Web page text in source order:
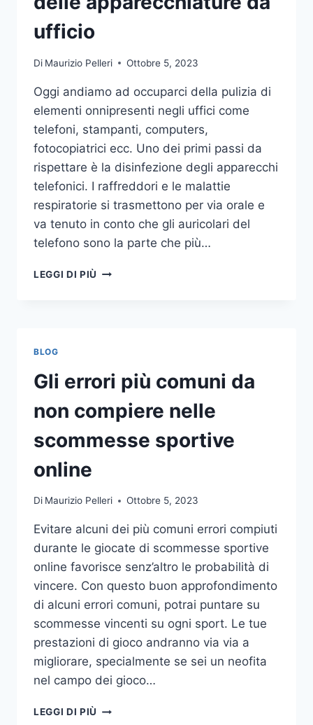
ufficio
Di Maurizio Pelleri Ottobre 5, 2023
Oggi andiamo ad occuparci della pulizia di
elementi onnipresenti negli uffici come
telefoni, stampanti, computers,
fotocopiatrici ecc. Uno dei primi passi da
rispettare è la disinfezione degli apparecchi
telefonici. I raffreddori e le malattie
respiratorie si trasmettono per via orale e
va tenuto in conto che gli auricolari del
telefono sono la parte che più…
LEGGI DI PIÙ UN
PULIZIA
DELLE
APPARECCHIATURE
DA
BLOG
Gli errori più comuni da
non compiere nelle
scommesse sportive
online
Di Maurizio Pelleri Ottobre 5, 2023
Evitare alcuni dei più comuni errori compiuti
durante le giocate di scommesse sportive
online favorisce senz’altro le probabilità di
vincere. Con questo buon approfondimento
di alcuni errori comuni, potrai puntare su
scommesse vincenti su ogni sport. Le tue
prestazioni di gioco andranno via via a
migliorare, specialmente se sei un neofita
nel campo dei gioco…
LEGGI DI PIÙ GLI